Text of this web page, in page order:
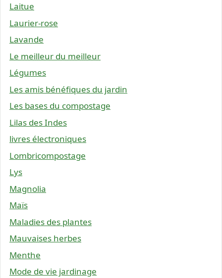
Laitue
Laurier-rose
Lavande
Le meilleur du meilleur
Légumes
Les amis bénéfiques du jardin
Les bases du compostage
Lilas des Indes
livres électroniques
Lombricompostage
Lys
Magnolia
Maïs
Maladies des plantes
Mauvaises herbes
Menthe
Mode de vie jardinage